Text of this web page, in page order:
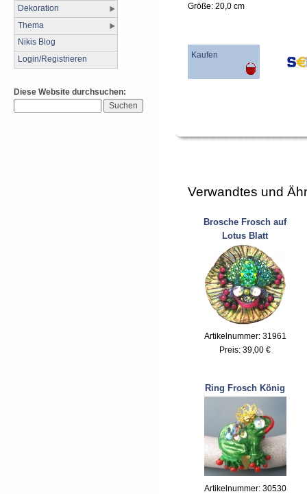
Dekoration
Thema
Nikis Blog
Login/Registrieren
Diese Website durchsuchen:
Größe: 20,0 cm
Kaufen
Verwandtes und
Brosche Frosch auf
Lotus Blatt
Artikelnummer: 31961
Preis: 39,00 €
Ring Frosch König
Artikelnummer: 30530